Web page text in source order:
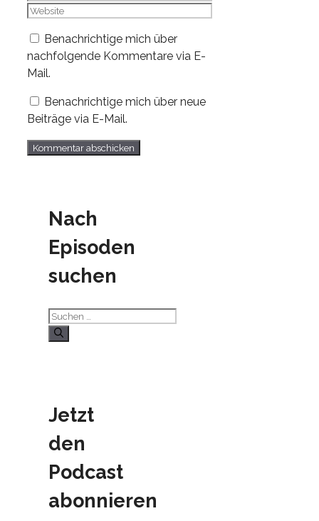
Mail-
Website
Benachrichtige mich über
nachfolgende Kommentare via E-
Mail.
Benachrichtige mich über neue
Beiträge via E-Mail.
Nach
Episoden
suchen
Suchen
nach:
Jetzt
den
Podcast
abonnieren